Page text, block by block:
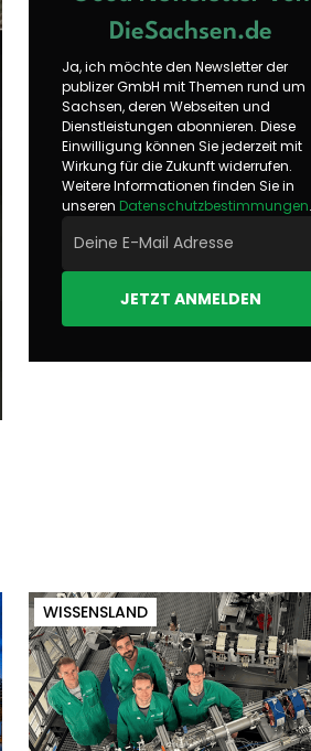
DieSachsen.de
Ja, ich möchte den Newsletter der
publizer GmbH mit Themen rund um
Sachsen, deren Webseiten und
Dienstleistungen abonnieren. Diese
Einwilligung können Sie jederzeit mit
Wirkung für die Zukunft widerrufen.
Weitere Informationen finden Sie in
unseren Datenschutzbestimmungen.
JETZT ANMELDEN
WISSENSLAND